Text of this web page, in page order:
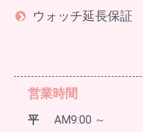
ウォッチ延長保証
営業時間
平
AM9:00 ～